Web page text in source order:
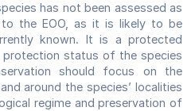
has not been assessed as
to the EOO, as it is likely to be
known. It is a protected
protection status of the species
should focus on the
around the species’ localities
regime and preservation of